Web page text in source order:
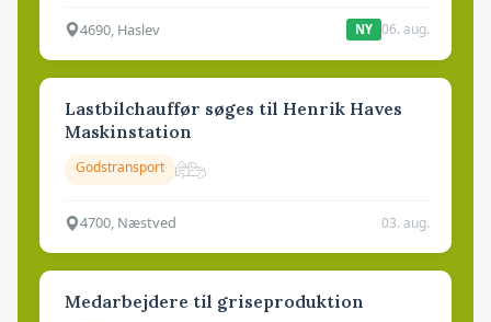
4690, Haslev NY 06. aug.
Lastbilchauffør søges til Henrik Haves
Maskinstation
Godstransport
4700, Næstved 03. aug.
Medarbejdere til griseproduktion